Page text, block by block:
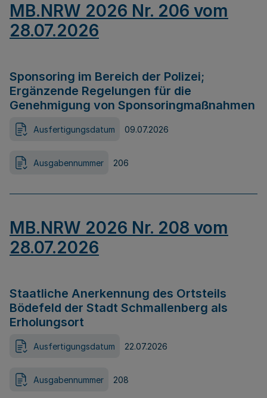
MB.NRW 2026 Nr. 206 vom
28.07.2026
Sponsoring im Bereich der Polizei;
Ergänzende Regelungen für die
Genehmigung von Sponsoringmaßnahmen
Ausfertigungsdatum 09.07.2026
Ausgabennummer 206
MB.NRW 2026 Nr. 208 vom
28.07.2026
Staatliche Anerkennung des Ortsteils
Bödefeld der Stadt Schmallenberg als
Erholungsort
Ausfertigungsdatum 22.07.2026
Ausgabennummer 208